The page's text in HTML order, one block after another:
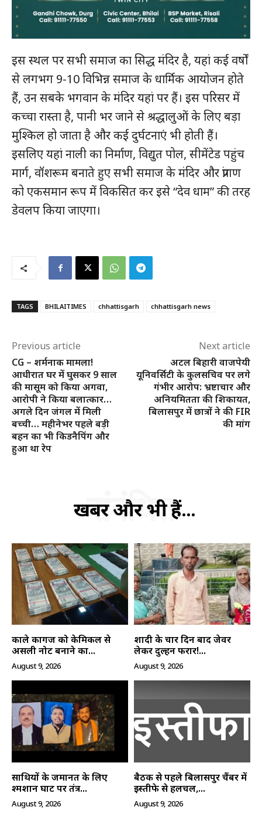
क्विक लिंक्स
मुख्य पेज
हमारे बारे में
संपर्क करें
इस स्थल पर सभी समाज का सिद्ध मंदिर है, यहां कई वर्षों
से लगभग 9-10 विभिन्न समाज के धार्मिक आयोजन होते
हैं, उन सबके भगवान के मंदिर यहां पर हैं। इस परिसर में
कच्चा रास्ता है, पानी भर जाने से श्रद्धालुओं के लिए बड़ा
मुश्किल हो जाता है और कई दुर्घटनाएं भी होती हैं।
इसलिए यहां नाली का निर्माण, विद्युत पोल, सीमेंटेड पहुंच
मार्ग, वॉशरूम बनाते हुए सभी समाज के मंदिर और प्रांगण
को एकसमान रूप में विकसित कर इसे “देव धाम” की तरह
डेवलप किया जाएगा।
TAGS BHILAITIMES chhattisgarh chhattisgarh news
Previous article
CG – शर्मनाक मामला!
आधीरात घर में घुसकर 9 साल
की मासूम को किया अगवा,
आरोपी ने किया बलात्कार…
अगले दिन जंगल में मिली
बच्ची… महीनेभर पहले बड़ी
बहन का भी किडनैपिंग और
हुआ था रेप
Next article
अटल बिहारी वाजपेयी
यूनिवर्सिटी के कुलसचिव पर लगे
गंभीर आरोप: भ्रष्टाचार और
अनियमितता की शिकायत,
बिलासपुर में छात्रों ने की FIR
की मांग
खबरें और भी हैं...
संबंधित
काले कागज को केमिकल से
असली नोट बनाने का...
August 9, 2026
शादी के चार दिन बाद जेवर
लेकर दुल्हन फरार!...
August 9, 2026
साथियों के जमानत के लिए
श्मशान घाट पर तंत्र...
August 9, 2026
बैठक से पहले बिलासपुर चैंबर में
इस्तीफे से हलचल,...
August 9, 2026